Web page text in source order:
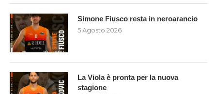
Simone Fiusco resta in neroarancio
5 Agosto 2026
La Viola è pronta per la nuova
stagione